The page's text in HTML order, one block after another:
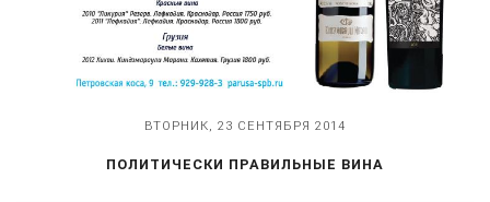
ВТОРНИК, 23 СЕНТЯБРЯ 2014
ПОЛИТИЧЕСКИ ПРАВИЛЬНЫЕ ВИНА